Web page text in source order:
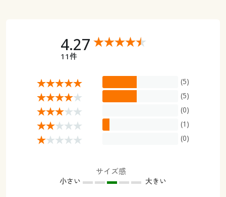
4.27
11件
(5)
(5)
(0)
(1)
(0)
サイズ感
小さい 大きい